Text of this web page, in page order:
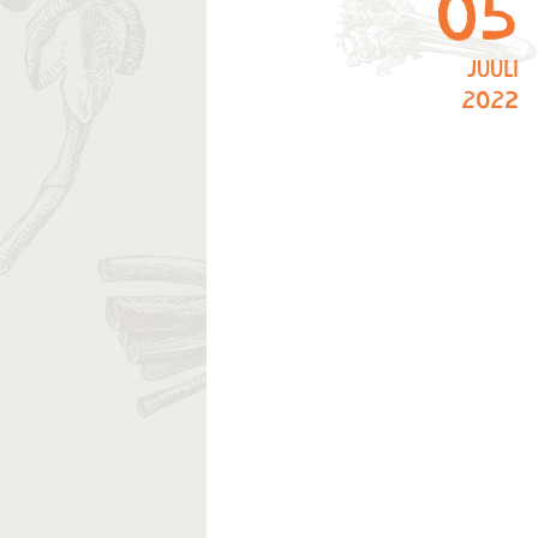
05
juuli
2022